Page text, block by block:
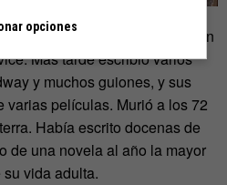
Mundial,Cosmo
fue teniente en
Más tarde escribió varios
y muchos guiones, y sus
varias películas. Murió a los 72
Había escrito docenas de
de una novela al año la mayor
su vida adulta.
opciones